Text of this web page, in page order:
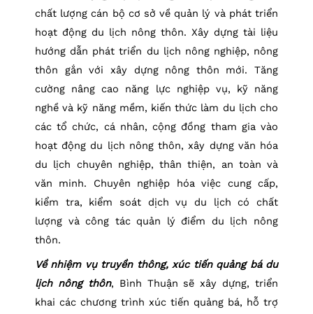
chất lượng cán bộ cơ sở về quản lý và phát triển
hoạt động du lịch nông thôn. Xây dựng tài liệu
hướng dẫn phát triển du lịch nông nghiệp, nông
thôn gắn với xây dựng nông thôn mới. Tăng
cường nâng cao năng lực nghiệp vụ, kỹ năng
nghề và kỹ năng mềm, kiến thức làm du lịch cho
các tổ chức, cá nhân, cộng đồng tham gia vào
hoạt động du lịch nông thôn, xây dựng văn hóa
du lịch chuyên nghiệp, thân thiện, an toàn và
văn minh. Chuyên nghiệp hóa việc cung cấp,
kiểm tra, kiểm soát dịch vụ du lịch có chất
lượng và công tác quản lý điểm du lịch nông
thôn.
Về nhiệm vụ truyền thông, xúc tiến quảng bá du
lịch nông thôn, Bình Thuận sẽ xây dựng, triển
khai các chương trình xúc tiến quảng bá, hỗ trợ